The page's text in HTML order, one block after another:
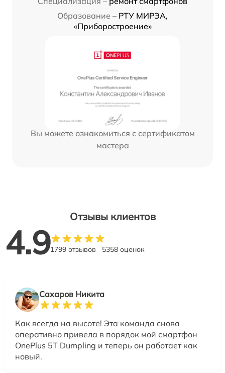
Образование – РТУ МИРЭА,
«Приборостроение»
Вы можете ознакомиться с сертификатом
мастера
Отзывы клиентов
4.91799 отзывов 5358 оценок
Сахаров Никита
Как всегда на высоте! Эта команда снова
оперативно привела в порядок мой смартфон
OnePlus 5T Dumpling и теперь он работает как
новый.